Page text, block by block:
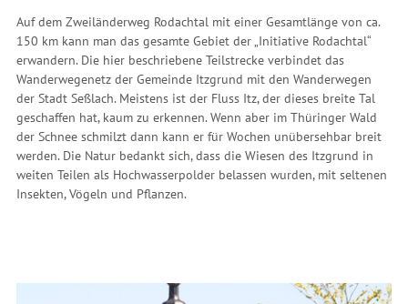
Auf dem Zweiländerweg Rodachtal mit einer Gesamtlänge von ca.
150 km kann man das gesamte Gebiet der „Initiative Rodachtal“
erwandern. Die hier beschriebene Teilstrecke verbindet das
Wanderwegenetz der Gemeinde Itzgrund mit den Wanderwegen
der Stadt Seßlach. Meistens ist der Fluss Itz, der dieses breite Tal
geschaffen hat, kaum zu erkennen. Wenn aber im Thüringer Wald
der Schnee schmilzt dann kann er für Wochen unübersehbar breit
werden. Die Natur bedankt sich, dass die Wiesen des Itzgrund in
weiten Teilen als Hochwasserpolder belassen wurden, mit seltenen
Insekten, Vögeln und Pflanzen.